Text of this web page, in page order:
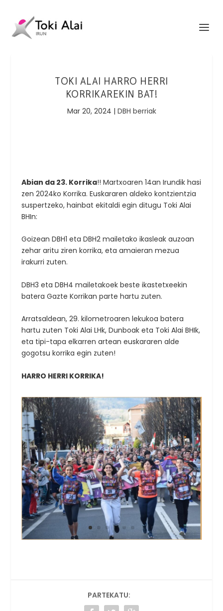
TOKI ALAI HARRO HERRI
KORRIKAREKIN BAT!
Mar 20, 2024 | DBH berriak
Abian da 23. Korrika!! Martxoaren 14an Irundik hasi
zen 2024ko Korrika. Euskararen aldeko kontzientzia
suspertzeko, hainbat ekitaldi egin ditugu Toki Alai
BHIn:
Goizean DBH1 eta DBH2 mailetako ikasleak auzoan
zehar aritu ziren korrika, eta amaieran mezua
irakurri zuten.
DBH3 eta DBH4 mailetakoek beste ikastetxeekin
batera Gazte Korrikan parte hartu zuten.
Arratsaldean, 29. kilometroaren lekukoa batera
hartu zuten Toki Alai LHk, Dunboak eta Toki Alai BHIk,
eta tipi-tapa elkarren artean euskararen alde
gogotsu korrika egin zuten!
HARRO HERRI KORRIKA!
PARTEKATU: